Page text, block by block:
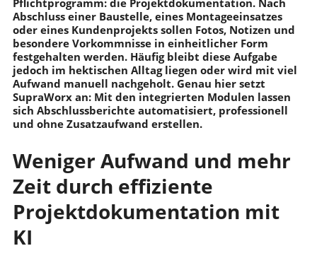
Abschluss einer Baustelle, eines Montageeinsatzes
oder eines Kundenprojekts sollen Fotos, Notizen und
besondere Vorkommnisse in einheitlicher Form
festgehalten werden. Häufig bleibt diese Aufgabe
jedoch im hektischen Alltag liegen oder wird mit viel
Aufwand manuell nachgeholt. Genau hier setzt
SupraWorx an: Mit den integrierten Modulen lassen
sich Abschlussberichte automatisiert, professionell
und ohne Zusatzaufwand erstellen.
Weniger Aufwand und mehr
Zeit durch effiziente
Projektdokumentation mit
KI